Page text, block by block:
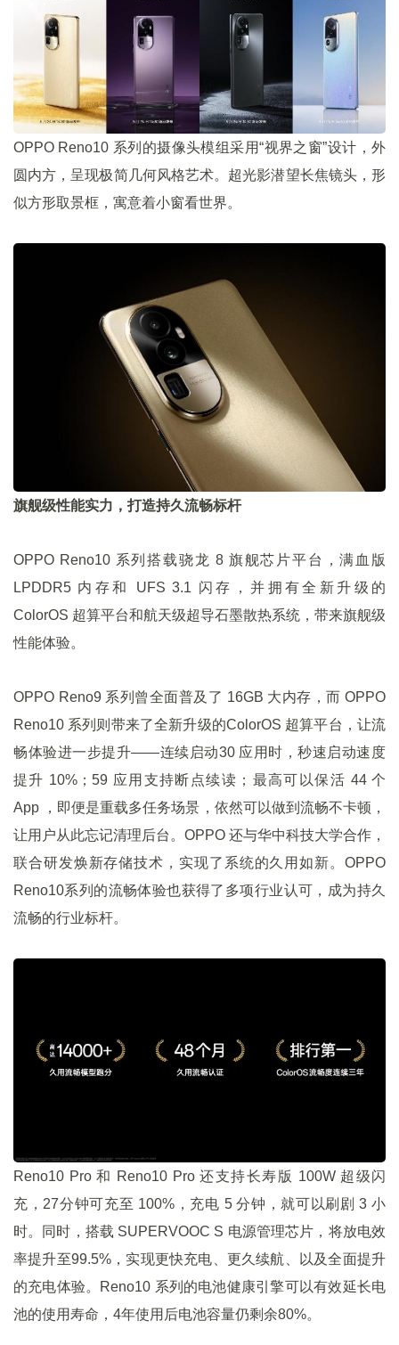
OPPO Reno10 系列的摄像头模组采用“视界之窗”设计，外
圆内方，呈现极简几何风格艺术。超光影潜望长焦镜头，形
似方形取景框，寓意着小窗看世界。
旗舰级性能实力，打造持久流畅标杆
OPPO Reno10 系列搭载骁龙 8 旗舰芯片平台，满血版
LPDDR5 内存和 UFS 3.1 闪存，并拥有全新升级的
ColorOS 超算平台和航天级超导石墨散热系统，带来旗舰级
性能体验。
OPPO Reno9 系列曾全面普及了 16GB 大内存，而 OPPO
Reno10 系列则带来了全新升级的ColorOS 超算平台，让流
畅体验进一步提升——连续启动30 应用时，秒速启动速度
提升 10%；59 应用支持断点续读；最高可以保活 44 个
App ，即便是重载多任务场景，依然可以做到流畅不卡顿，
让用户从此忘记清理后台。OPPO 还与华中科技大学合作，
联合研发焕新存储技术，实现了系统的久用如新。OPPO
Reno10系列的流畅体验也获得了多项行业认可，成为持久
流畅的行业标杆。
Reno10 Pro 和 Reno10 Pro 还支持长寿版 100W 超级闪
充，27分钟可充至 100%，充电 5 分钟，就可以刷剧 3 小
时。同时，搭载 SUPERVOOC S 电源管理芯片，将放电效
率提升至99.5%，实现更快充电、更久续航、以及全面提升
的充电体验。Reno10 系列的电池健康引擎可以有效延长电
池的使用寿命，4年使用后电池容量仍剩余80%。